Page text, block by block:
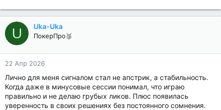
U Uka-Uka
ПокерПро🥈
22 Апр 2026
Лично для меня сигналом стал не апстрик, а стабильность.
Когда даже в минусовые сессии понимал, что играю
правильно и не делаю грубых ликов. Плюс появилась
уверенность в своих решениях без постоянного сомнения.